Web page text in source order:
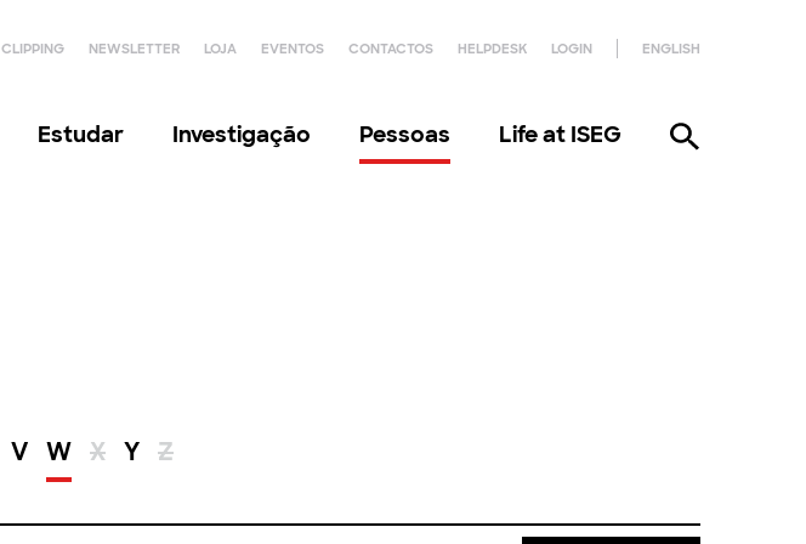
CLIPPING NEWSLETTER LOJA EVENTOS CONTACTOS HELPDESK LOGIN ENGLISH
Estudar Investigação Pessoas Life at ISEG
V W X Y Z